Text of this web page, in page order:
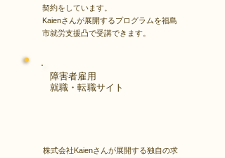
契約をしています。
Kaienさんが展開するプログラムを福島
市就労支援凸で受講できます。
障害者雇用
​就職・転職サイト
株式会社Kaienさんが展開する独自の求